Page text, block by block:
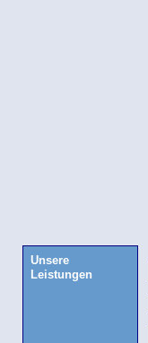
Unsere
Leistungen